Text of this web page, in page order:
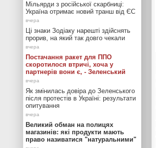
Мільярди з російської скарбниці:
Україна отримає новий транш від ЄС
Ці знаки Зодіаку нарешті здійснять
прорив, на який так довго чекали
Постачання ракет для ППО
скоротилося втричі, хоча у
партнерів вони є, - Зеленський
Як змінилась довіра до Зеленського
після протестів в Україні: результати
опитування
Великий обман на полицях
магазинів: які продукти мають
право називатися "натуральними"